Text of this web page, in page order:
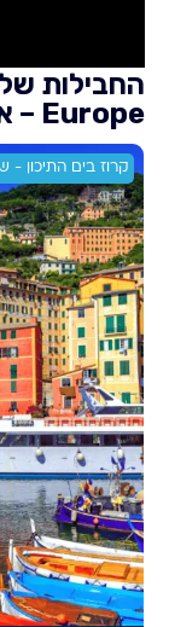
Europe – אמ.אס.סי וורלד אירופה
קרוז בים התיכון -